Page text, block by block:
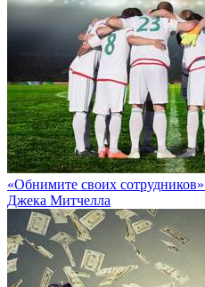
«Обнимите своих
Джека Митчелла